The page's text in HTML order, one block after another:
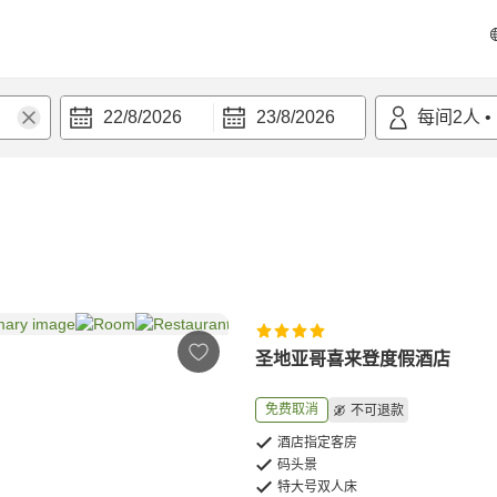
22/8/2026 23/8/2026 每间 2人 •
圣地亚哥喜来登度假酒店
免费取消 不可退款
酒店指定客房
码头景
特大号双人床